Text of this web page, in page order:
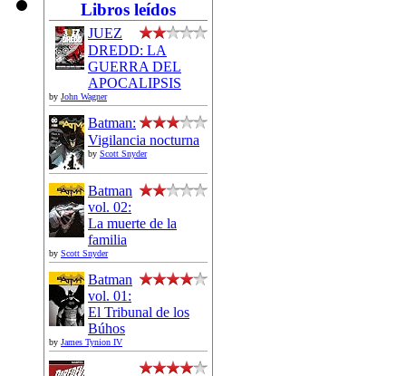
Libros leídos
JUEZ
DREDD: LA
GUERRA DEL
APOCALIPSIS
by John Wagner
Batman:
Vigilancia nocturna
by Scott Snyder
Batman
vol. 02:
La muerte de la
familia
by Scott Snyder
Batman
vol. 01:
El Tribunal de los
Búhos
by James Tynion IV